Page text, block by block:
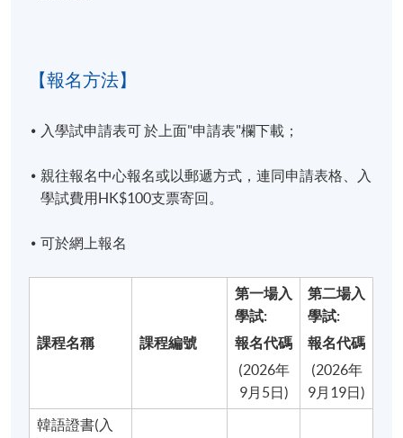
【報名方法】
入學試申請表可 於上面"申請表"欄下載；
親往報名中心報名或以郵遞方式，連同申請表格、入
學試費用HK$100支票寄回。
可於網上報名
課程名稱 課程編號
第一場入
學試:
報名代碼
(2026年
9月5日)
第二場入
學試:
報名代碼
(2026年
9月19日)
韓語證書(入